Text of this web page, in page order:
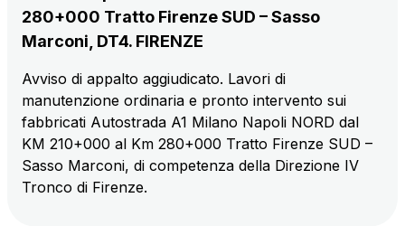
The technology operator for the integration of
Intelligent Transport Systems solutions
Tecne
Autostrade per l'Italia Group's engineering company
Amplia
Italy's leading company in the construction of
complex infrastructures
Scan the QR Code with your mobile phone's
camera to download the App
Find out more
280+000 Tratto Firenze SUD – Sasso
Marconi, DT4. FIRENZE
Avviso di appalto aggiudicato. Lavori di
manutenzione ordinaria e pronto intervento sui
fabbricati Autostrada A1 Milano Napoli NORD dal
KM 210+000 al Km 280+000 Tratto Firenze SUD –
Sasso Marconi, di competenza della Direzione IV
Tronco di Firenze.